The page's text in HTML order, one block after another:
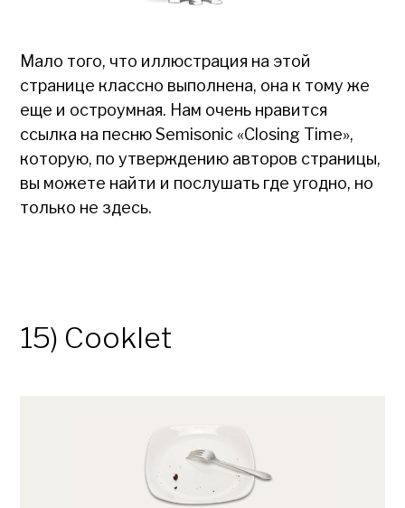
Мало того, что иллюстрация на этой
странице классно выполнена, она к тому же
еще и остроумная. Нам очень нравится
ссылка на песню Semisonic «Closing Time»,
которую, по утверждению авторов страницы,
вы можете найти и послушать где угодно, но
только не здесь.
15) Cooklet